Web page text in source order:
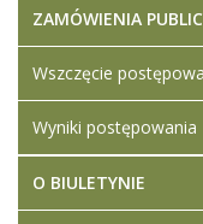
ZAMÓWIENIA
Wszczęcie
Wyniki postępowania
O BIULETYNIE